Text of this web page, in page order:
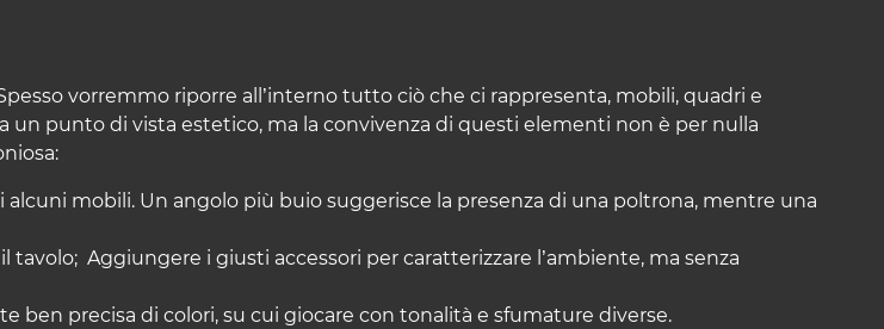
vorremmo riporre all’interno tutto ciò che ci rappresenta, mobili, quadri e
un punto di vista estetico, ma la convivenza di questi elementi non è per nulla
mobili. Un angolo più buio suggerisce la presenza di una poltrona, mentre una
tavolo; Aggiungere i giusti accessori per caratterizzare l’ambiente, ma senza
precisa di colori, su cui giocare con tonalità e sfumature diverse.